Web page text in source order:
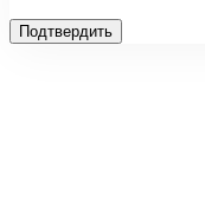
Подтвердить